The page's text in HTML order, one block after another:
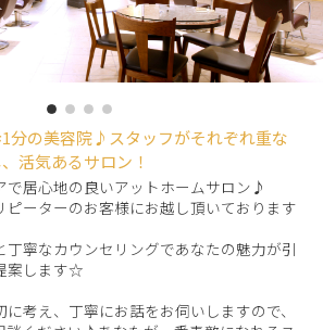
分の美容院♪スタッフがそれぞれ重な
活気あるサロン！
で居心地の良いアットホームサロン♪
ピーターのお客様にお越し頂いております
丁寧なカウンセリングであなたの魅力が引
案します☆
考え、丁寧にお話をお伺いしますので、